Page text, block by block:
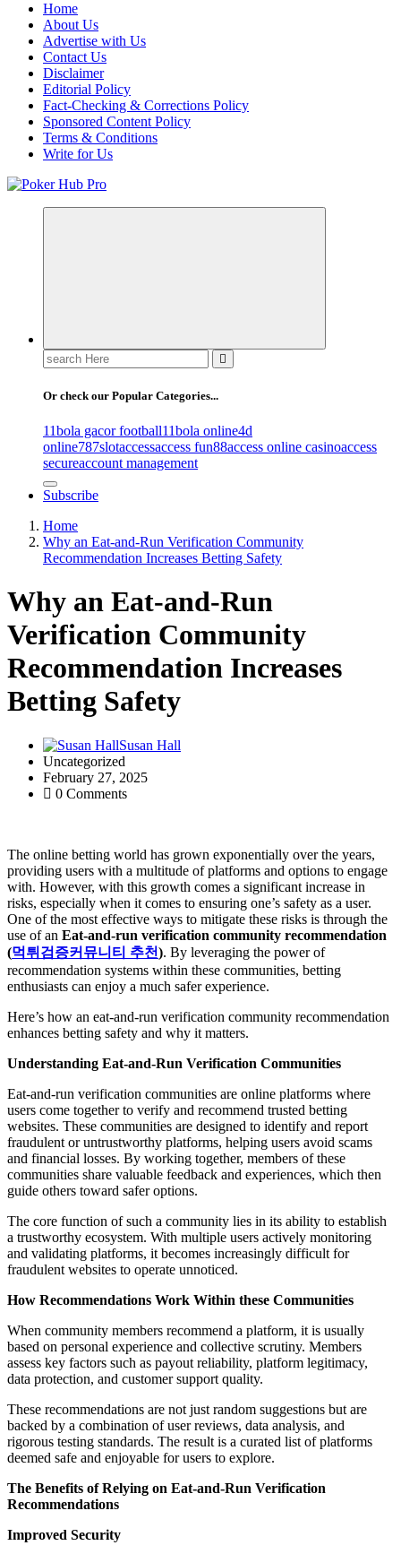
Home
About Us
Advertise with Us
Contact Us
Disclaimer
Editorial Policy
Fact-Checking & Corrections Policy
Sponsored Content Policy
Terms & Conditions
Write for Us
Your One-Stop Destination for Poker Excellence
Search
for:
Or check our Popular Categories...
11bola gacor football11bola online4d
online787slotaccessaccess fun88access online casinoaccess
secureaccount management
Subscribe
Home
Why an Eat-and-Run Verification Community
Recommendation Increases Betting Safety
Why an Eat-and-Run
Verification Community
Recommendation Increases
Betting Safety
Susan Hall
Uncategorized
February 27, 2025
0 Comments
The online betting world has grown exponentially over the years,
providing users with a multitude of platforms and options to engage
with. However, with this growth comes a significant increase in
risks, especially when it comes to ensuring one’s safety as a user.
One of the most effective ways to mitigate these risks is through the
use of an Eat-and-run verification community recommendation
(먹튀검증커뮤니티 추천). By leveraging the power of
recommendation systems within these communities, betting
enthusiasts can enjoy a much safer experience.
Here’s how an eat-and-run verification community recommendation
enhances betting safety and why it matters.
Understanding Eat-and-Run Verification Communities
Eat-and-run verification communities are online platforms where
users come together to verify and recommend trusted betting
websites. These communities are designed to identify and report
fraudulent or untrustworthy platforms, helping users avoid scams
and financial losses. By working together, members of these
communities share valuable feedback and experiences, which then
guide others toward safer options.
The core function of such a community lies in its ability to establish
a trustworthy ecosystem. With multiple users actively monitoring
and validating platforms, it becomes increasingly difficult for
fraudulent websites to operate unnoticed.
How Recommendations Work Within these Communities
When community members recommend a platform, it is usually
based on personal experience and collective scrutiny. Members
assess key factors such as payout reliability, platform legitimacy,
data protection, and customer support quality.
These recommendations are not just random suggestions but are
backed by a combination of user reviews, data analysis, and
rigorous testing standards. The result is a curated list of platforms
deemed safe and enjoyable for users to explore.
The Benefits of Relying on Eat-and-Run Verification
Recommendations
Improved Security